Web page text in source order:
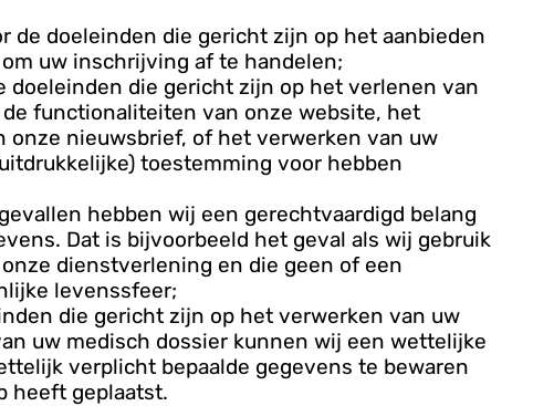
de doeleinden die gericht zijn op het aanbieden
uw inschrijving af te handelen;
doeleinden die gericht zijn op het verlenen van
functionaliteiten van onze website, het
onze nieuwsbrief, of het verwerken van uw
toestemming voor hebben
hebben wij een gerechtvaardigd belang
Dat is bijvoorbeeld het geval als wij gebruik
dienstverlening en die geen of een
levenssfeer;
die gericht zijn op het verwerken van uw
uw medisch dossier kunnen wij een wettelijke
verplicht bepaalde gegevens te bewaren
heeft geplaatst.